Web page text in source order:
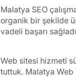
Malatya SEO
organik bir şekilde
vadeli başarı
Web sitesi hizmeti
tuttuk. Malatya Web